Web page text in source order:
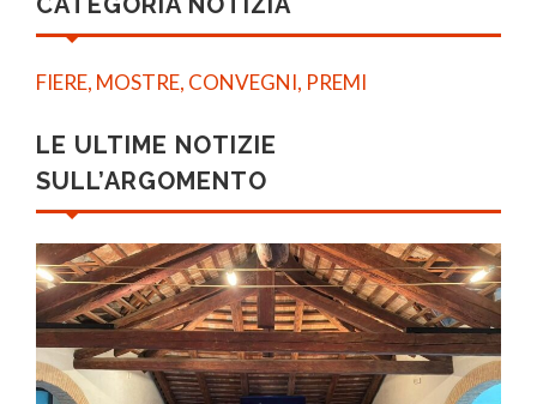
FIERE, MOSTRE, CONVEGNI, PREMI
LE ULTIME NOTIZIE
SULL’ARGOMENTO